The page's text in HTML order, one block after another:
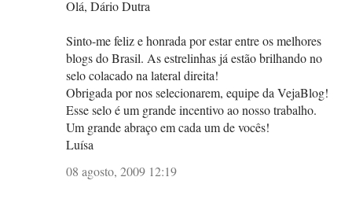
Olá, Dário Dutra
Sinto-me feliz e honrada por estar entre os melhores
blogs do Brasil. As estrelinhas já estão brilhando no
selo colacado na lateral direita!
Obrigada por nos selecionarem, equipe da VejaBlog!
Esse selo é um grande incentivo ao nosso trabalho.
Um grande abraço em cada um de vocês!
Luísa
08 agosto, 2009 12:19